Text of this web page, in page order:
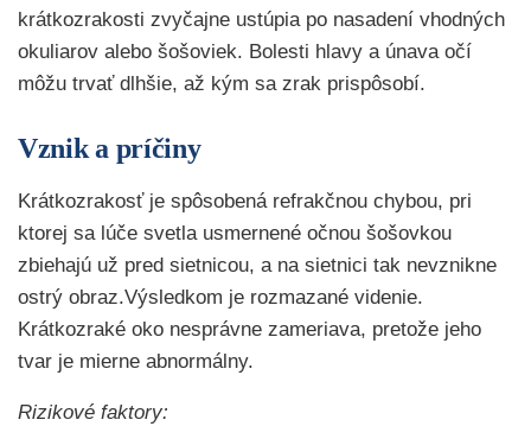
krátkozrakosti zvyčajne ustúpia po nasadení vhodných
okuliarov alebo šošoviek. Bolesti hlavy a únava očí
môžu trvať dlhšie, až kým sa zrak prispôsobí.
Vznik a príčiny
Krátkozrakosť je spôsobená refrakčnou chybou, pri
ktorej sa lúče svetla usmernené očnou šošovkou
zbiehajú už pred sietnicou, a na sietnici tak nevznikne
ostrý obraz.Výsledkom je rozmazané videnie.
Krátkozraké oko nesprávne zameriava, pretože jeho
tvar je mierne abnormálny.
Rizikové faktory: